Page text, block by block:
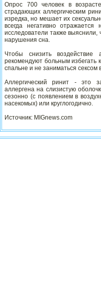
Опрос 700 человек в
страдающих аллергическим
изредка, но мешает их
всегда негативно
исследователи также выяснили,
нарушения сна.
Чтобы снизить
рекомендуют больным избегать
спальне и не заниматься
Аллергический ринит - это
аллергена на слизистую
сезонно (с появлением в
насекомых) или круглогодично.
Источник: MIGnews.com